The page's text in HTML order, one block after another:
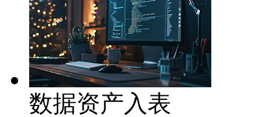
数据资产入表